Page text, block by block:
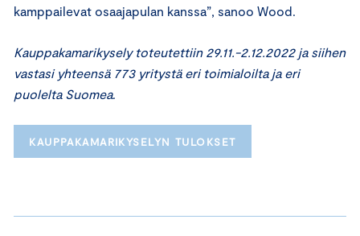
kamppailevat osaajapulan kanssa”, sanoo Wood.
Kauppakamarikysely toteutettiin 29.11.-2.12.2022 ja siihen
vastasi yhteensä 773 yritystä eri toimialoilta ja eri
puolelta Suomea.
KAUPPAKAMARIKYSELYN TULOKSET